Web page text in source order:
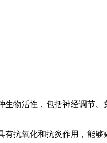
物活性，包括神经调节、
抗氧化和抗炎作用，能